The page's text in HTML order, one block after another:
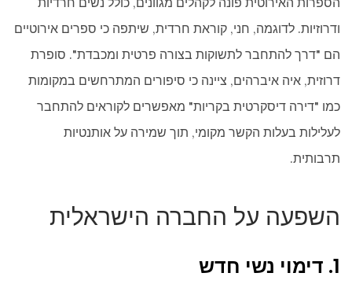
ודרוזיות. לדוגמה, חני, קוראת חרדית, שיתפה כי ספרים אירוטיים
הם "דרך להתחבר לתשוקות בצורה פרטית ומכבדת". סופרת
דרוזית, איה איברהים, ציינה כי סיפורים המתרחשים במקומות
כמו "דירה דיסקרטית בקריות" מאפשרים לקוראים להתחבר
לעלילות בעלות הקשר מקומי, תוך שמירה על אותנטיות
תרבותית.
השפעה על החברה הישראלית
1. דימוי נשי חדש